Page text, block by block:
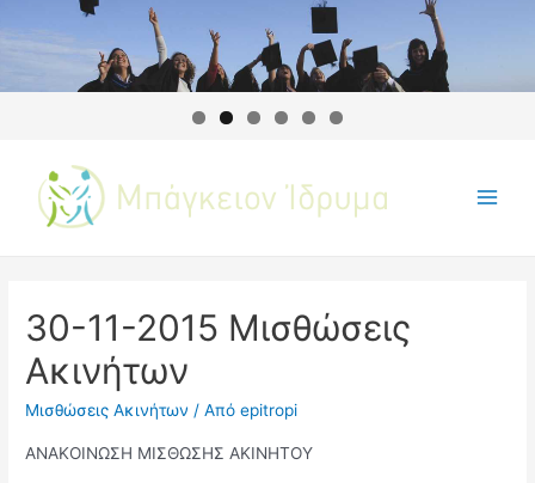
30-11-2015 Μισθώσεις
Ακινήτων
Μισθώσεις Ακινήτων / Απόepitropi
ΑΝΑΚΟΙΝΩΣΗ ΜΙΣΘΩΣΗΣ ΑΚΙΝΗΤΟΥ